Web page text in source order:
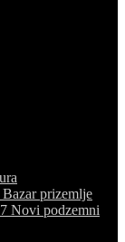
prizemlje
Novi podzemni